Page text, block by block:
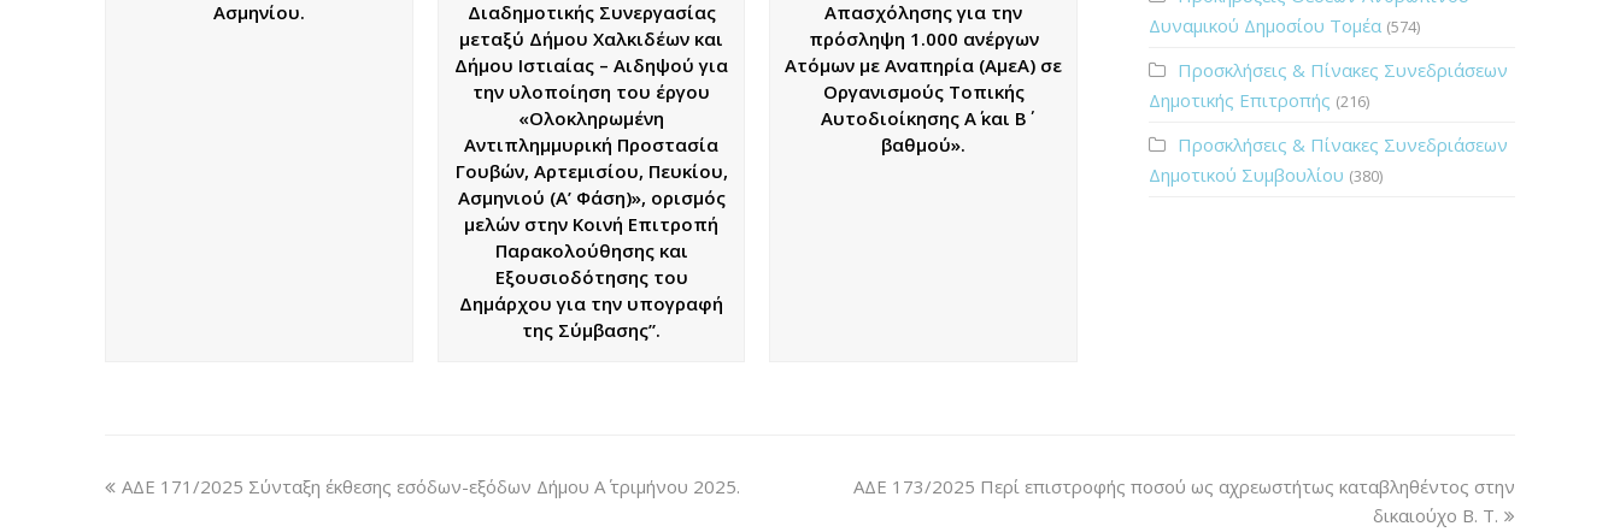
Ασμηνίου.
Διαδημοτικής Συνεργασίας
μεταξύ Δήμου Χαλκιδέων και
Δήμου Ιστιαίας – Αιδηψού για
την υλοποίηση του έργου
«Ολοκληρωμένη
Αντιπλημμυρική Προστασία
Γουβών, Αρτεμισίου, Πευκίου,
Ασμηνιού (Α’ Φάση)», ορισμός
μελών στην Κοινή Επιτροπή
Παρακολούθησης και
Εξουσιοδότησης του
Δημάρχου για την υπογραφή
της Σύμβασης”.
Απασχόλησης για την
πρόσληψη 1.000 ανέργων
Ατόμων με Αναπηρία (ΑμεΑ) σε
Οργανισμούς Τοπικής
Αυτοδιοίκησης Α΄ και Β΄
βαθμού».
Δυναμικού Δημοσίου Τομέα (574)
Προσκλήσεις & Πίνακες Συνεδριάσεων
Δημοτικής Επιτροπής (216)
Προσκλήσεις & Πίνακες Συνεδριάσεων
Δημοτικού Συμβουλίου (380)
ΑΔΕ 171/2025 Σύνταξη έκθεσης εσόδων-εξόδων Δήμου Α΄ τριμήνου 2025.
ΑΔΕ 173/2025 Περί επιστροφής ποσού ως αχρεωστήτως καταβληθέντος στην
δικαιούχο Β. Τ.